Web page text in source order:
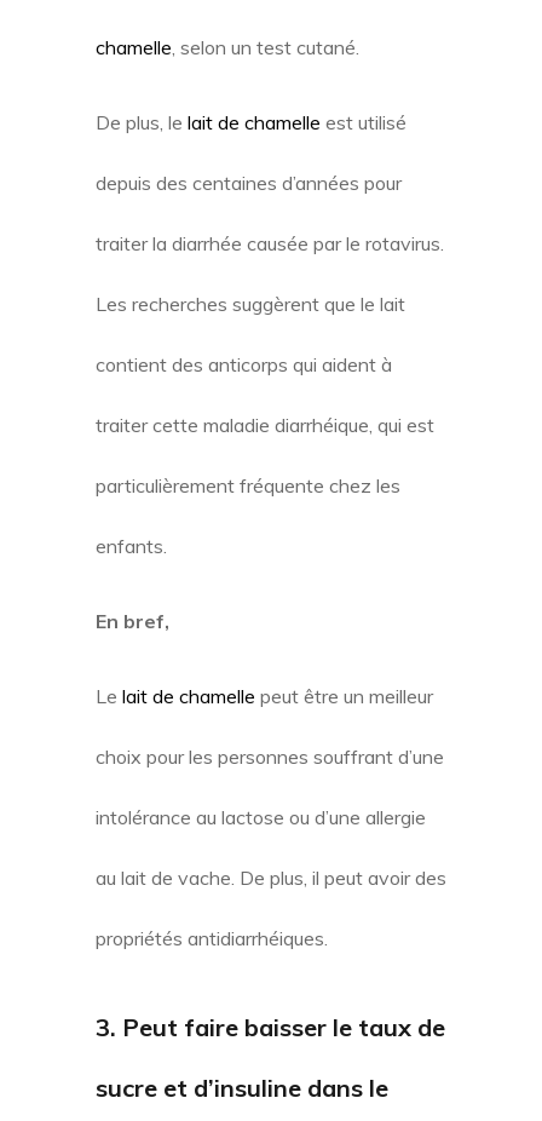
chamelle, selon un test cutané.
De plus, le lait de chamelle est utilisé
depuis des centaines d’années pour
traiter la diarrhée causée par le rotavirus.
Les recherches suggèrent que le lait
contient des anticorps qui aident à
traiter cette maladie diarrhéique, qui est
particulièrement fréquente chez les
enfants.
En bref,
Le lait de chamelle peut être un meilleur
choix pour les personnes souffrant d’une
intolérance au lactose ou d’une allergie
au lait de vache. De plus, il peut avoir des
propriétés antidiarrhéiques.
3. Peut faire baisser le taux de
sucre et d’insuline dans le